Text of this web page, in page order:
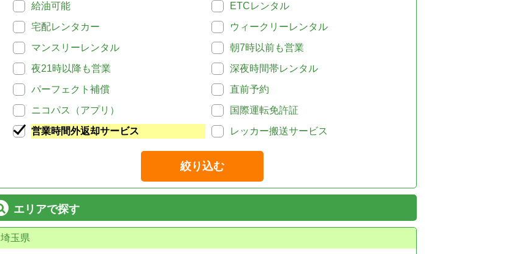
給油可能
ETCレンタル
宅配レンタカー
ウィークリーレンタル
マンスリーレンタル
朝7時以前も営業
夜21時以降も営業
深夜時間帯レンタル
パーフェクト補償
直前予約
ニコパス（アプリ）
国際運転免許証
営業時間外返却サービス
レッカー搬送サービス
絞り込む
エリアで探す
埼玉県